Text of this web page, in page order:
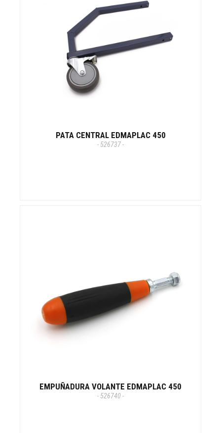
PATA CENTRAL EDMAPLAC 450
- 526737 -
EMPUÑADURA VOLANTE EDMAPLAC 450
- 526740 -